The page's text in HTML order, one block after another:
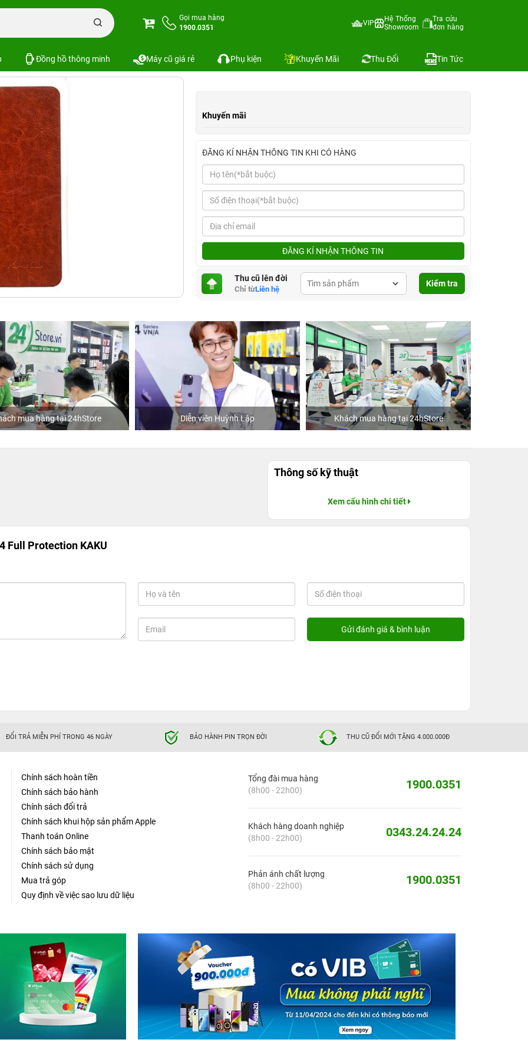
Gọi mua hàng
1900.0351
VIP
Hệ Thống
Showroom
Tra cứu
đơn hàng
Đồng hồ thông minh Máy cũ giá rẻ Phụ kiện Khuyến Mãi Thu Đổi Tin Tức
Khuyến mãi
ĐĂNG KÍ NHẬN THÔNG TIN KHI CÓ HÀNG
ĐĂNG KÍ NHẬN THÔNG TIN
Thu cũ lên đời
Chỉ từLiên hệ
Kiểm tra
mua hàng tại 24hStore Diễn viên Huỳnh Lập Khách mua hàng tại 24hStore
Thông số kỹ thuật
Xem cấu hình chi tiết
Full Protection KAKU
ĐỔI TRẢ MIỄN PHÍ TRONG 46 NGÀY BẢO HÀNH PIN TRỌN ĐỜI THU CŨ ĐỔI MỚI TẶNG 4.000.000Đ
Chính sách hoàn tiền
Chính sách bảo hành
Chính sách đổi trả
Chính sách khui hộp sản phẩm Apple
Thanh toán Online
Chính sách bảo mật
Chính sách sử dụng
Mua trả góp
Quy định về việc sao lưu dữ liệu
Tổng đài mua hàng
(8h00 - 22h00)
1900.0351
Khách hàng doanh nghiệp
(8h00 - 22h00)
0343.24.24.24
Phản ánh chất lượng
(8h00 - 22h00)
1900.0351